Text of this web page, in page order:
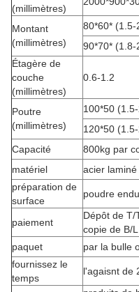
(millimètres)
Montant
(millimètres)
80*60* (1.5-
90*70* (1.8-
Étagère de
couche
(millimètres)
0.6-1.2
Poutre
(millimètres)
100*50
120*50
Capacité
800kg par
matériel
acier laminé
préparation de
surface
poudre
paiement
Dépôt de T/
copie de B/L
paquet
par la bulle
fournissez le
temps
l'agaisnt de